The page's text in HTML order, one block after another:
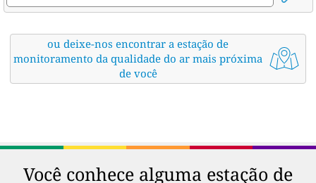
ou deixe-nos encontrar a estação de
monitoramento da qualidade do ar mais próxima
de você
Você conhece alguma estação de